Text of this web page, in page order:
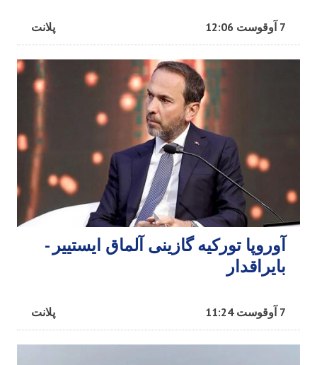
پلانت 7 آوقوست 12:06
آوروپا تورکیه گازینی آلماق ایستییر -
بایراقدار
پلانت 7 آوقوست 11:24